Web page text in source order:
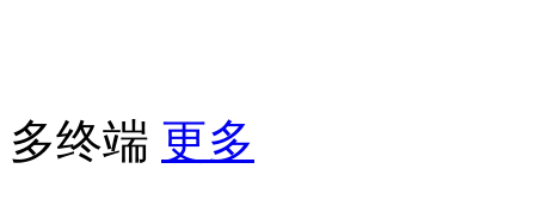
多终端 更多